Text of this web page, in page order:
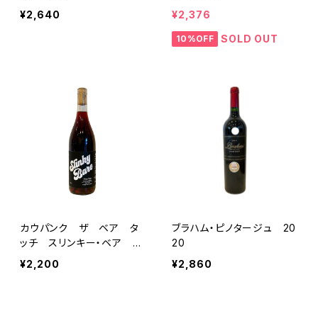
¥2,640
¥2,376
10%OFF SOLD OUT
カウパンク ザ ベア タ
ッチ スリンキー・ベア ピ
ノ・ノワール
¥2,200
ブラハム・ピノタージュ 20
20
¥2,860